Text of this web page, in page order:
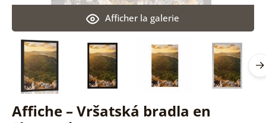
Affiche – Vršatská bradla en
Afficher la galerie